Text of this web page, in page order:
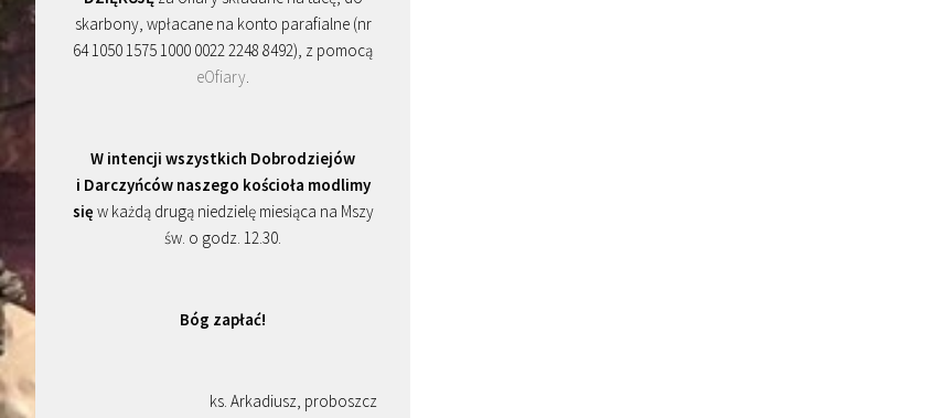
skarbony, wpłacane na konto parafialne (nr
64 1050 1575 1000 0022 2248 8492), z pomocą
eOfiary.
W intencji wszystkich Dobrodziejów
i Darczyńców naszego kościoła modlimy
się w każdą drugą niedzielę miesiąca na Mszy
św. o godz. 12.30.
Bóg zapłać!
ks. Arkadiusz, proboszcz